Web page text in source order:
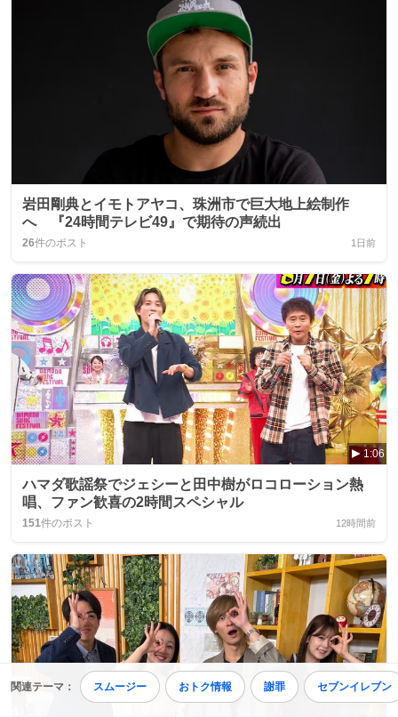
関連テーマ： スムージー おトク情報 謝罪 セブンイレブン
岩田剛典とイモトアヤコ、珠洲市で巨大地上絵制作
へ 『24時間テレビ49』で期待の声続出
26件のポスト 1日前
1:06
ハマダ歌謡祭でジェシーと田中樹がロコローション熱
唱、ファン歓喜の2時間スペシャル
151件のポスト 12時間前